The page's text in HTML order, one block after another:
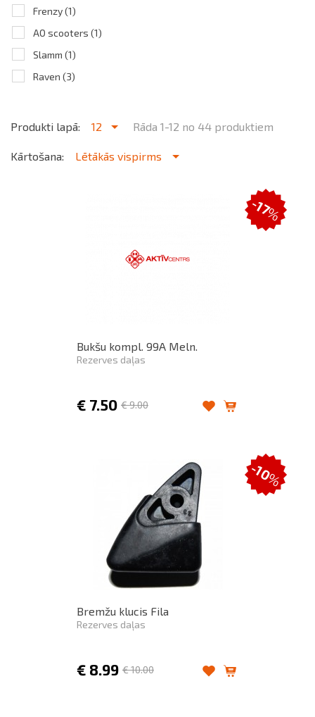
Frenzy(1)
AO scooters (1)
Slamm (1)
Raven (3)
Produkti lapā: 12 Rāda 1-12 no 44 produktiem
Kārtošana: Lētākās vispirms
Bukšu kompl. 99A Meln.
Rezerves daļas
€ 7.50 €9.00
-17%
Bremžu klucis Fila
Rezerves daļas
€ 8.99 €10.00
-10%